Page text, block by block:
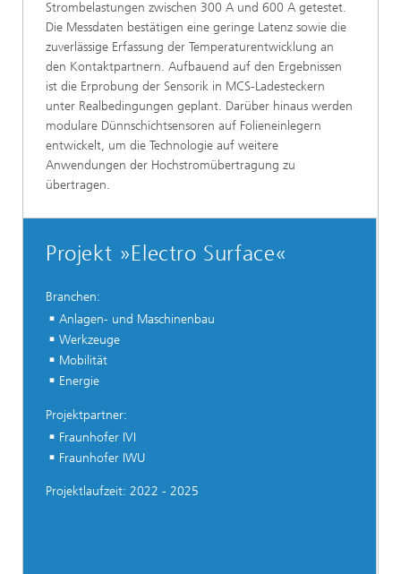
Strombelastungen zwischen 300 A und 600 A getestet.
Die Messdaten bestätigen eine geringe Latenz sowie die
zuverlässige Erfassung der Temperaturentwicklung an
den Kontaktpartnern. Aufbauend auf den Ergebnissen
ist die Erprobung der Sensorik in MCS-Ladesteckern
unter Realbedingungen geplant. Darüber hinaus werden
modulare Dünnschichtsensoren auf Folieneinlegern
entwickelt, um die Technologie auf weitere
Anwendungen der Hochstromübertragung zu
übertragen.
Projekt »Electro Surface«
Branchen:
Anlagen- und Maschinenbau
Werkzeuge
Mobilität
Energie
Projektpartner:
Fraunhofer IVI
Fraunhofer IWU
Projektlaufzeit: 2022 - 2025